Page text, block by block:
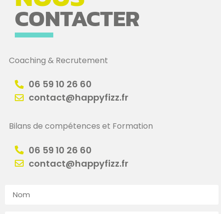
CONTACTER
Coaching & Recrutement
06 59 10 26 60
contact@happyfizz.fr
Bilans de compétences et Formation
06 59 10 26 60
contact@happyfizz.fr